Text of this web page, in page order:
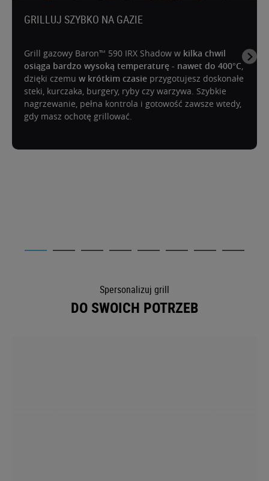
GRILLUJ SZYBKO NA GAZIE
Grill gazowy Baron™ 590 IRX Shadow w kilka chwil
osiąga bardzo wysoką temperaturę - nawet do 400°C,
dzięki czemu w krótkim czasie przygotujesz doskonałe
steki, kurczaka, burgery, ryby czy warzywa. Szybkie
nagrzewanie, pełna kontrola i gotowość zawsze wtedy,
gdy masz ochotę grillować.
Spersonalizuj grill
DO SWOICH POTRZEB